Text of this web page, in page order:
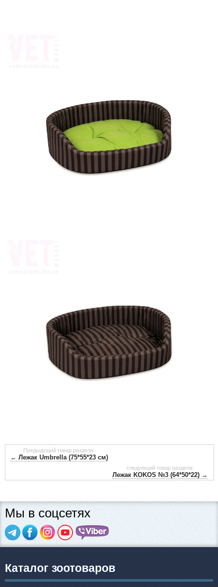
Предыдущий товар раздела:
← Лежак Umbrella (75*55*23 см)
следующий товар раздела:
Лежак KOKOS №3 (64*50*22) →
Мы в соцсетях
Каталог зоотоваров